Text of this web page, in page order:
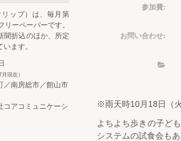
参加費:
お問い合わせ:
※雨天時10月18日（
よちよち歩きの子ど
システムの試食会もあ
ップ）は、毎月第
ーペーパーです。
聞折込のほか、所定
ます。
月現在）
／南房総市／館山市
コアコミュニケーシ